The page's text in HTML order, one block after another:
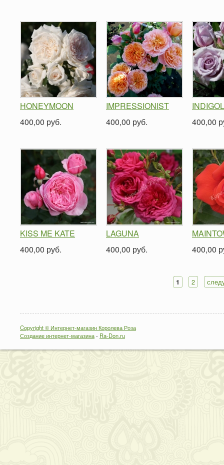
HONEYMOON
400,00 руб.
IMPRESSIONIST
400,00 руб.
400,00
KISS ME KATE
400,00 руб.
LAGUNA
400,00 руб.
400,00
1 2
Copyright © Интернет-магазин Королева Роза
Создание интернет-магазина- Ra-Don.ru